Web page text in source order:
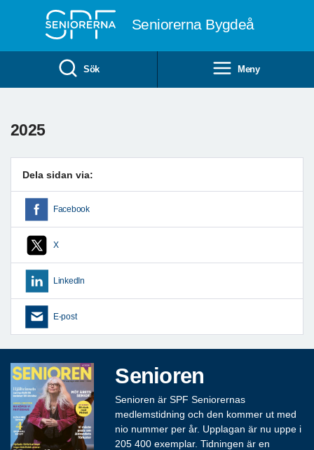
Seniorerna Bygdeå
Sök Meny
2025
Dela sidan via:
Facebook
X
LinkedIn
E-post
Senioren
Senioren är SPF Seniorernas
medlemstidning och den kommer ut med
nio nummer per år. Upplagan är nu uppe i
205 400 exemplar. Tidningen är en